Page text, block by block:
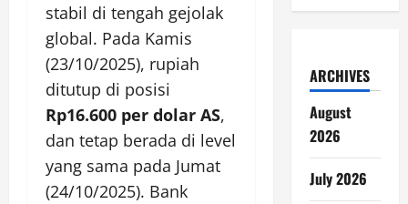
stabil di tengah gejolak
global. Pada Kamis
(23/10/2025), rupiah
ditutup di posisi
Rp16.600 per dolar AS,
dan tetap berada di level
yang sama pada Jumat
(24/10/2025). Bank
ARCHIVES
August
2026
July 2026